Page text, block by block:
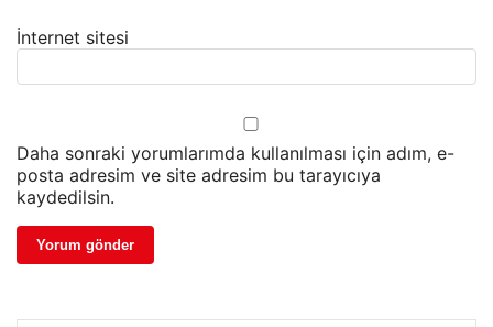
İnternet sitesi
Daha sonraki yorumlarımda kullanılması için adım, e-
posta adresim ve site adresim bu tarayıcıya
kaydedilsin.